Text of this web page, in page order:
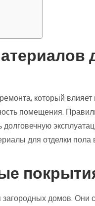
который
помещения.
для отделки пола
домов. Они